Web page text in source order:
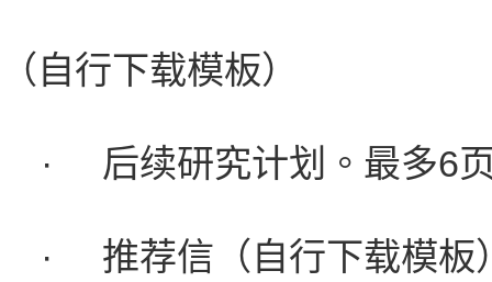
（自行下载模板）
· 后续研究计划。最多6
· 推荐信（自行下载模板